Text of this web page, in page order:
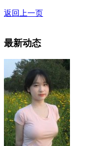
返回上一页
最新动态